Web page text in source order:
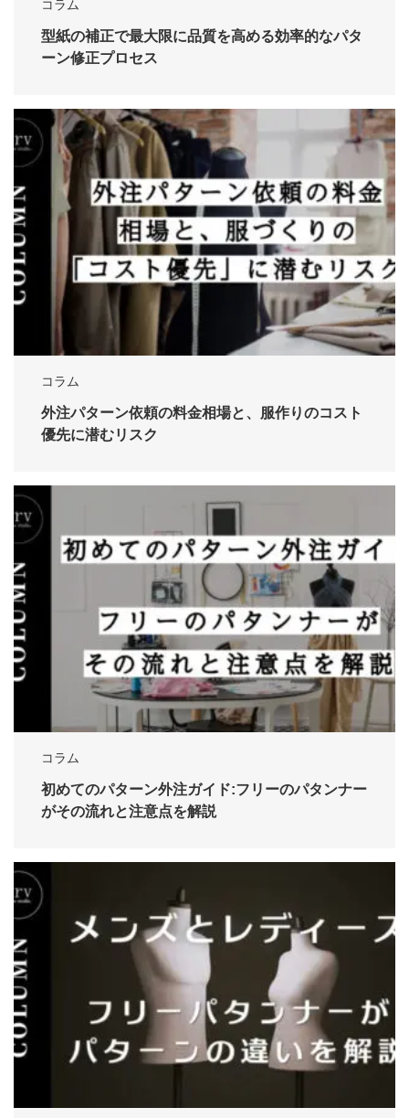
コラム
型紙の補正で最大限に品質を高める効率的なパタ
ーン修正プロセス
コラム
外注パターン依頼の料金相場と、服作りのコスト
優先に潜むリスク
コラム
初めてのパターン外注ガイド:フリーのパタンナー
がその流れと注意点を解説